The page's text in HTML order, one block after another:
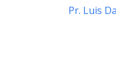
Pr. Luis